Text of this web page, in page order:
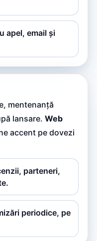
apel, email și
mentenanță
lansare. Web
accent pe dovezi
parteneri,
periodice, pe